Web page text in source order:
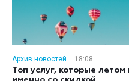
Архив новостей
18:08
Топ услуг, которые